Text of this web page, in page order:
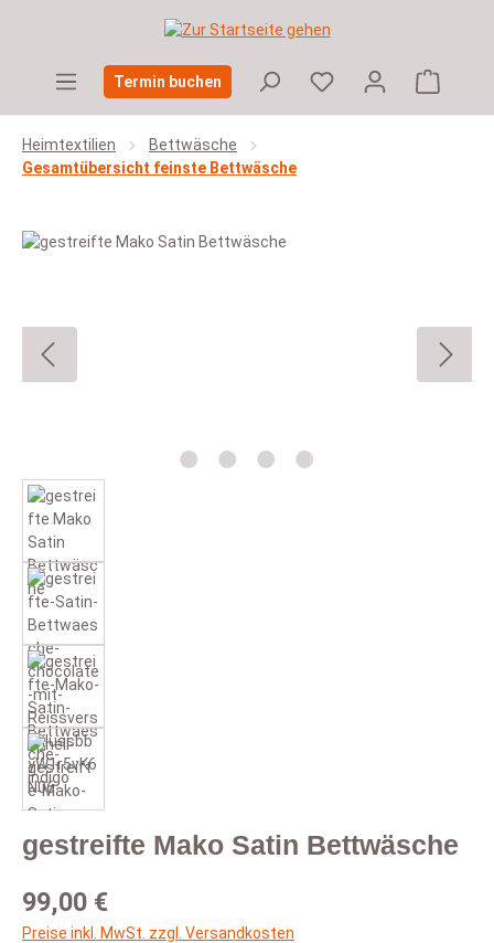
Zum Hauptinhalt springen
Termin buchen
Heimtextilien
Bettwäsche
Gesamtübersicht feinste Bettwäsche
Bildergalerie überspringen
gestreifte Mako Satin Bettwäsche
Regulärer Preis:
99,00 €
Preise inkl. MwSt. zzgl. Versandkosten